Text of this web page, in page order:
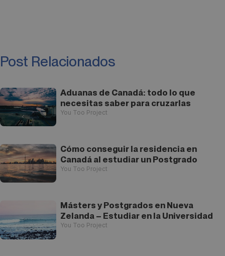
Post Relacionados
Aduanas de Canadá: todo lo que
necesitas saber para cruzarlas
You Too Project
Cómo conseguir la residencia en
Canadá al estudiar un Postgrado
You Too Project
Másters y Postgrados en Nueva
Zelanda – Estudiar en la Universidad
You Too Project